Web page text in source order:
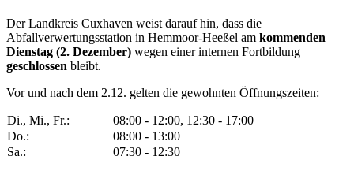
Der Landkreis Cuxhaven weist darauf hin, dass die
Abfallverwertungsstation in Hemmoor-Heeßel am kommenden
Dienstag (2. Dezember) wegen einer internen Fortbildung
geschlossen bleibt.
Vor und nach dem 2.12. gelten die gewohnten Öffnungszeiten:
Di., Mi., Fr.:
08:00 - 12:00, 12:30 - 17:00
Do.:
08:00 - 13:00
Sa.:
07:30 - 12:30